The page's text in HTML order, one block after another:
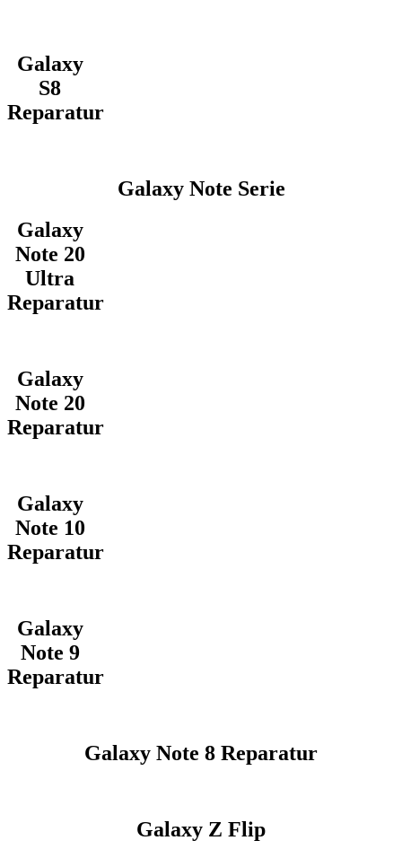
Galaxy
S8
Reparatur
Galaxy Note Serie
Galaxy
Note 20
Ultra
Reparatur
Galaxy
Note 20
Reparatur
Galaxy
Note 10
Reparatur
Galaxy
Note 9
Reparatur
Galaxy Note 8 Reparatur
Galaxy Z Flip